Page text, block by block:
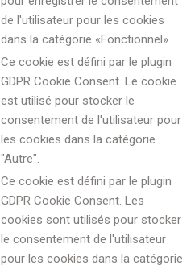
de l'utilisateur pour les cookies
dans la catégorie «Fonctionnel».
Ce cookie est défini par le plugin
GDPR Cookie Consent. Le cookie
est utilisé pour stocker le
consentement de l'utilisateur pour
les cookies dans la catégorie
"Autre".
Ce cookie est défini par le plugin
GDPR Cookie Consent. Les
cookies sont utilisés pour stocker
le consentement de l'utilisateur
pour les cookies dans la catégorie